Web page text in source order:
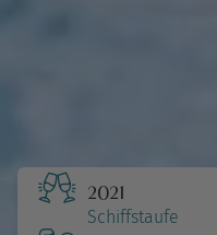
2021
Schiffstaufe